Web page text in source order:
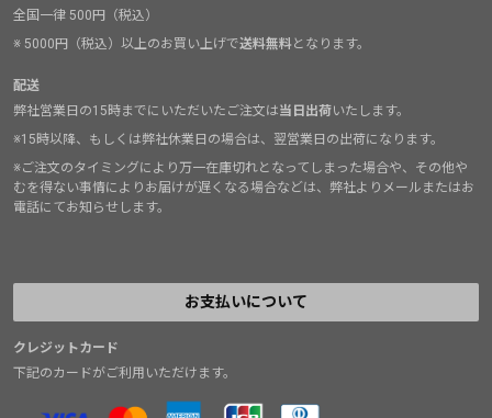
全国一律 500円（税込）
※ 5000円（税込）以上のお買い上げで送料無料となります。
配送
弊社営業日の15時までにいただいたご注文は当日出荷いたします。
※15時以降、もしくは弊社休業日の場合は、翌営業日の出荷になります。
※ご注文のタイミングにより万一在庫切れとなってしまった場合や、その他や
むを得ない事情によりお届けが遅くなる場合などは、弊社よりメールまたはお
電話にてお知らせします。
お支払いについて
クレジットカード
下記のカードがご利用いただけます。